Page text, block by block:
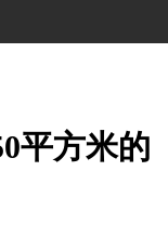
平方米的